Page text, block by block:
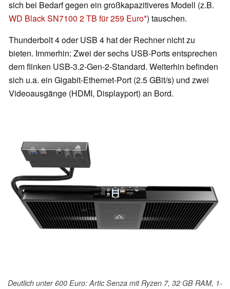
sich bei Bedarf gegen ein großkapazitiveres Modell (z.B.
WD Black SN7100 2 TB für 259 Euro ) tauschen.
Thunderbolt 4 oder USB 4 hat der Rechner nicht zu
bieten. Immerhin: Zwei der sechs USB-Ports entsprechen
dem flinken USB-3.2-Gen-2-Standard. Weiterhin befinden
sich u.a. ein Gigabit-Ethernet-Port (2.5 GBit/s) und zwei
Videoausgänge (HDMI, Displayport) an Bord.
Deutlich unter 600 Euro: Artic Senza mit Ryzen 7, 32 GB RAM, 1-